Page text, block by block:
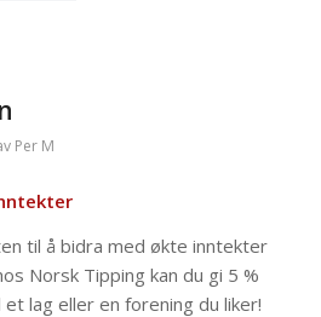
Per M
til å bidra med økte inntekter
Norsk Tipping kan du gi 5 %
lag eller en forening du liker!